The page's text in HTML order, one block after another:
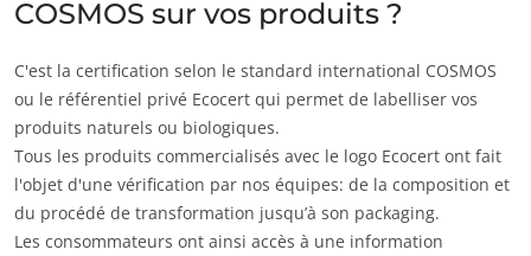
COSMOS sur vos produits ?
C'est la certification selon le standard international COSMOS
ou le référentiel privé Ecocert qui permet de labelliser vos
produits naturels ou biologiques.
Tous les produits commercialisés avec le logo Ecocert ont fait
l'objet d'une vérification par nos équipes: de la composition et
du procédé de transformation jusqu’à son packaging.
Les consommateurs ont ainsi accès à une information